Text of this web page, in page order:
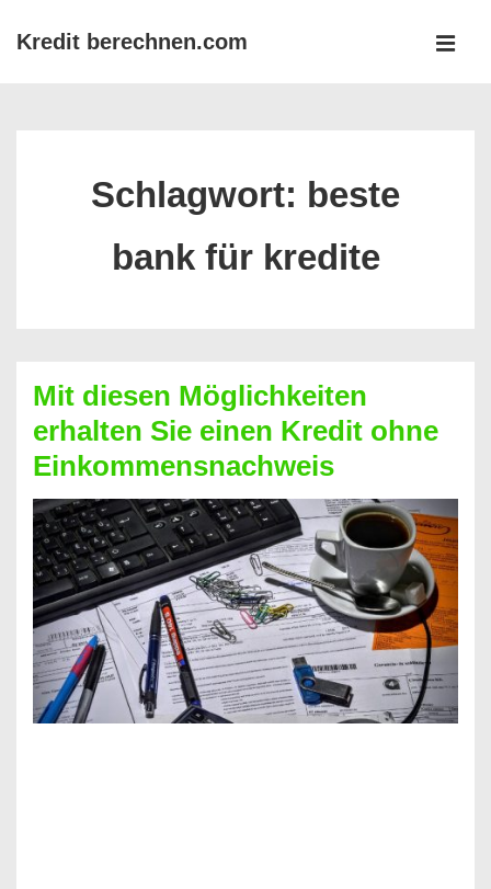
ZumKredit berechnen.com
Schlagwort: beste
bank für kredite
Mit diesen Möglichkeiten
erhalten Sie einen Kredit ohne
Einkommensnachweis